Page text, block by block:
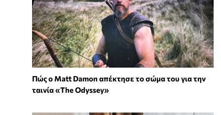
Πώς ο Matt Damon απέκτησε το σώμα του για την
ταινία «The Odyssey»